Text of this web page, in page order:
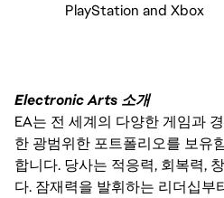
PlayStation and Xbox
Electronic Arts 소개
EA는 전 세계의 다양한 게임과
한 광범위한 포트폴리오를 보유
합니다. 당사는 적응력, 회복력,
다. 잠재력을 발휘하는 리더십부